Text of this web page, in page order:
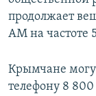
продолжает
АМ на частоте
Крымчане
телефону 8 800